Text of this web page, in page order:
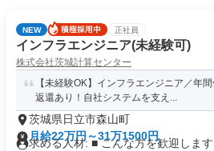
NEW 正社員
インフラエンジニア(未経験可)
株式会社茨城計算センター
【未経験OK】インフラエンジニア／年
返還あり！自社システムを支え...
茨城県日立市森山町
月給22万円～31万1500円
求める人材: ■ こんな方を歓迎しま